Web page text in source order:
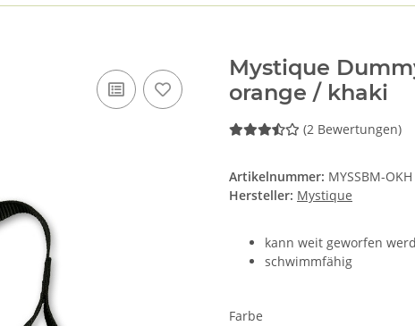
Mystique
orange / khaki
(2 Bewertungen)
Artikelnummer: MYSSBM-OKH
Hersteller: Mystique
kann weit geworfen
schwimmfähig
Farbe